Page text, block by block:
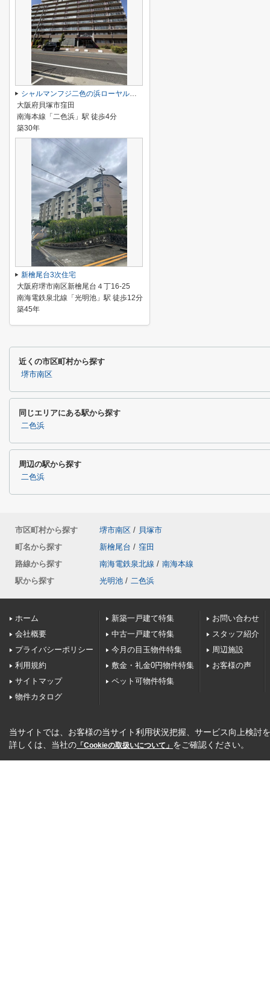
シャルマンフジ二色の浜ローヤルグランポート
大阪府貝塚市窪田
南海本線「二色浜」駅 徒歩4分
築30年
新檜尾台3次住宅
大阪府堺市南区新檜尾台４丁16-25
南海電鉄泉北線「光明池」駅 徒歩12分
築45年
近くの市区町村から探す
堺市南区
同じエリアにある駅から探す
二色浜
周辺の駅から探す
二色浜
市区町村から探す 堺市南区 / 貝塚市
町名から探す
新檜尾台 / 窪田
路線から探す
南海電鉄泉北線 / 南海本線
駅から探す
光明池 / 二色浜
ホーム
会社概要
プライバシーポリシー
利用規約
サイトマップ
物件カタログ
新築一戸建て特集
中古一戸建て特集
今月の目玉物件特集
敷金・礼金0円物件特集
ペット可物件特集
お問い合わせ
スタッフ紹介
周辺施設
お客様の声
当サイトでは、お客様の当サイト利用状況把握、サービス向上検討
詳しくは、当社の 「Cookieの取扱いについて」 をご確認ください。